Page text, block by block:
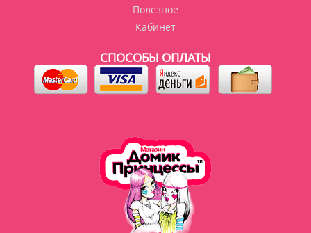
Полезное
Кабинет
СПОСОБЫ ОПЛАТЫ